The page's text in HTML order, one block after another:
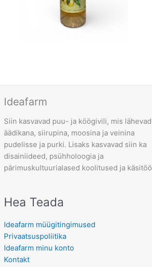
Ideafarm
Siin kasvavad puu- ja köögivili, mis lähevad
äädikana, siirupina, moosina ja veinina
pudelisse ja purki. Lisaks kasvavad siin ka
disainiideed, psühholoogia ja
pärimuskultuurialased koolitused ja käsitöö
Hea Teada
Ideafarm müügitingimused
Privaatsuspoliitika
Ideafarm minu konto
Kontakt